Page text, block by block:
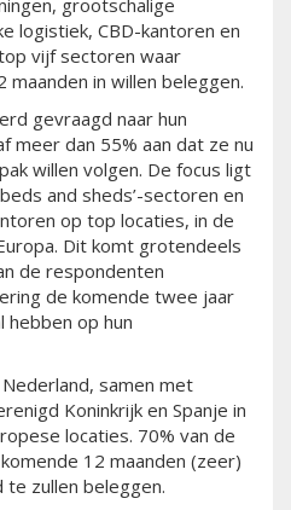
grootschalige
logistiek, CBD-kantoren en
vijf sectoren waar
in willen beleggen.
gevraagd naar hun
dan 55% aan dat ze nu
willen volgen. De focus ligt
and sheds’-sectoren en
op top locaties, in de
Dit komt grotendeels
de respondenten
de komende twee jaar
hebben op hun
samen met
Koninkrijk en Spanje in
locaties. 70% van de
12 maanden (zeer)
te zullen beleggen.